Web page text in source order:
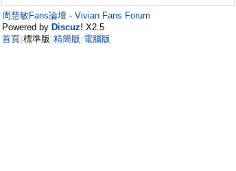
周慧敏Fans論壇 - Vivian Fans Forum
Powered by Discuz! X2.5
首頁 標準版 精簡版 電腦版